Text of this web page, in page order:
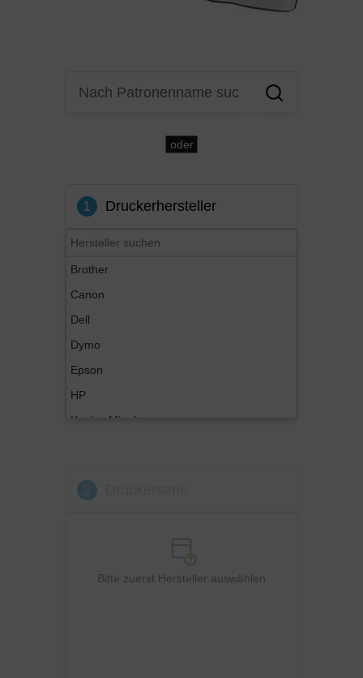
oder
1 Druckerhersteller
Brother
Canon
Dell
Dymo
Epson
HP
Konica Minolta
OKI
Bitte zuerst Hersteller auswählen